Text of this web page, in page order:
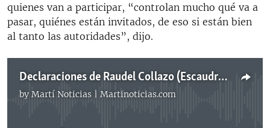
quienes van a participar, “controlan mucho qué va a
pasar, quiénes están invitados, de eso si están bien
al tanto las autoridades”, dijo.
Declaraciones de Raudel Collazo (Escaudrón Patriota)
by Martí Noticias | Martinoticias.com
No media source currently available